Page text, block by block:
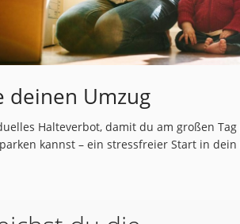
deinen Umzug
Halteverbot, damit du am großen
kannst – ein stressfreier Start in dein